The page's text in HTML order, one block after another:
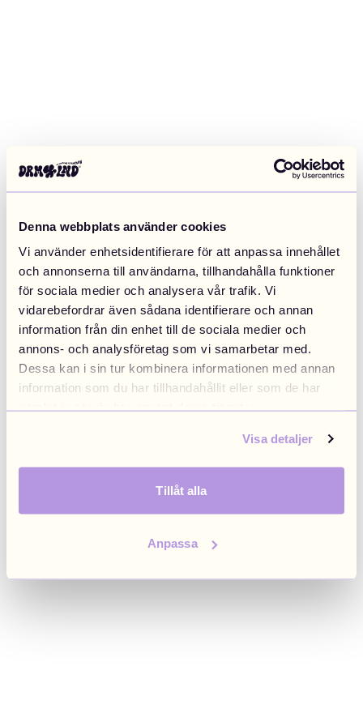
Denna webbplats använder cookies
Vi använder enhetsidentifierare för att anpassa innehållet
och annonserna till användarna, tillhandahålla funktioner
för sociala medier och analysera vår trafik. Vi
vidarebefordrar även sådana identifierare och annan
information från din enhet till de sociala medier och
annons- och analysföretag som vi samarbetar med.
Dessa kan i sin tur kombinera informationen med annan
information som du har tillhandahållit eller som de har
samlat in när du har använt deras tjänster.
Visa detaljer
Tillåt alla
Anpassa
Application error: a client-side exception has occurred (see the
browser console for more information).